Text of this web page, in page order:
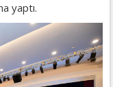
yaptı.